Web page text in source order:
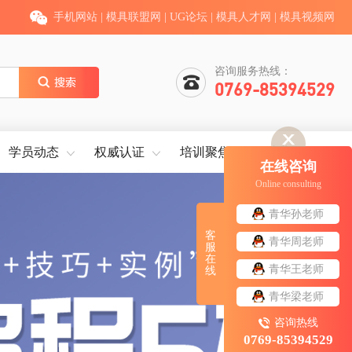
手机网站 模具联盟网 UG论坛 模具人才网 模具视频网
咨询服务热线：
0769-85394529
学员动态 权威认证 培训聚焦
在线咨询
Online consulting
青华孙老师
青华周老师
青华王老师
青华梁老师
咨询热线
0769-85394529
客
服
在
线